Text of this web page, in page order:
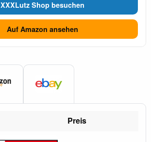
XXXLutz Shop besuchen
Auf Amazon ansehen
Preis